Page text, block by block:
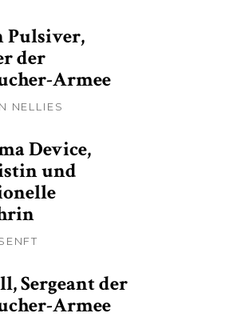
Pulsiver,
der
Armee
NELLIES
Device,
und
Sergeant der
Armee